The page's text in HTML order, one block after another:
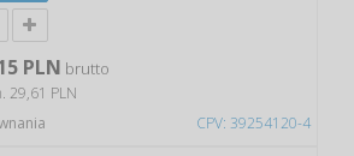
CPV: 39254120-4
PLN brutto
29,61 PLN